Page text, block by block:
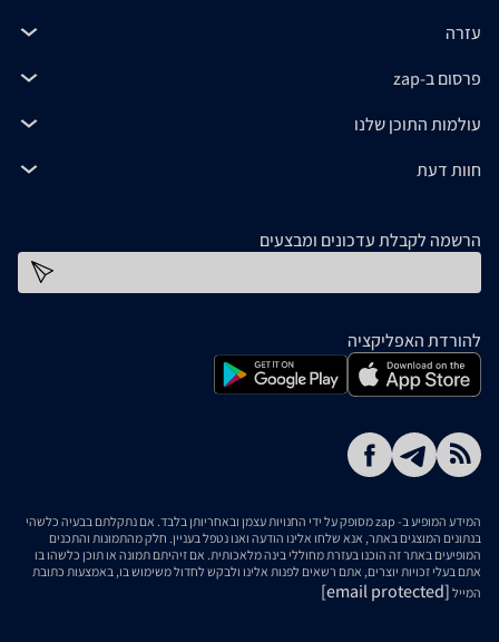
עזרה
פרסום ב-zap
עולמות התוכן שלנו
חוות דעת
הרשמה לקבלת עדכונים ומבצעים
להורדת האפליקציה
המידע המופיע ב- zap מסופק על ידי החנויות עצמן ובאחריותן בלבד. אם נתקלתם בבעיה כלשהי
בנתונים המוצגים באתר, אנא שלחו אלינו הודעה ואנו נטפל בעניין. חלק מהתמונות והתכנים
המופיעים באתר זה הוכנו בעזרת מחוללי בינה מלאכותית. אם זיהיתם תמונה או תוכן כלשהו בו
אתם בעלי זכויות יוצרים, אתם רשאים לפנות אלינו ולבקש לחדול משימוש בו, באמצעות כתובת
המייל [email protected]